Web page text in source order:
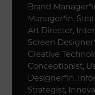
Brand
Manager*in,
Art Director,
Screen
Creative
Conceptionist,
Designer*in,
Strategist,